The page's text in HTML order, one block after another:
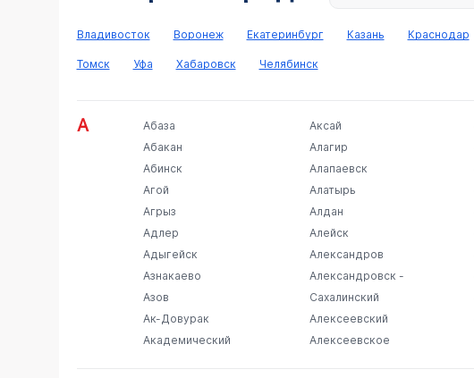
Владивосток Воронеж Екатеринбург Казань Краснодар
Томск Уфа Хабаровск Челябинск
А
Абаза
Абакан
Абинск
Агой
Агрыз
Адлер
Адыгейск
Азнакаево
Азов
Ак-Довурак
Академический
Аксай
Алагир
Алапаевск
Алатырь
Алдан
Алейск
Александров
Александровск -
Сахалинский
Алексеевский
Алексеевское